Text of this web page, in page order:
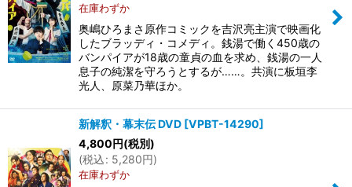
在庫わずか
奥嶋ひろまさ原作コミックを吉沢亮主演で映画化
したブラッディ・コメディ。銭湯で働く450歳の
バンパイアが18歳の童貞の血を求め、銭湯の一人
息子の純潔を守ろうとするが……。共演に板垣李
光人、原菜乃華ほか。
新解釈・幕末伝 DVD [VPBT-14290]
4,800円(税別)
(税込: 5,280円)
在庫わずか